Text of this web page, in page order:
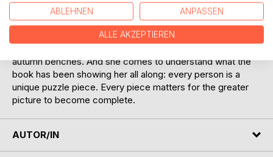
picture? And can pressure shape something precious
within us?
The years pass. Ehyea experiences curiosity and
autumn benches. And she comes to understand what the
book has been showing her all along: every person is a
unique puzzle piece. Every piece matters for the greater
picture to become complete.
AUTOR/IN
ABLEHNEN ANPASSEN
ALLE AKZEPTIEREN